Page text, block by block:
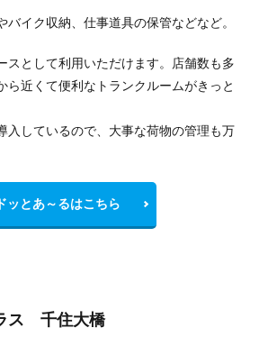
バイク収納、仕事道具の保管などなど。
スとして利用いただけます。店舗数も多
ら近くて便利なトランクルームがきっと
入しているので、大事な荷物の管理も万
ドッとあ～るはこちら
ス 千住大橋